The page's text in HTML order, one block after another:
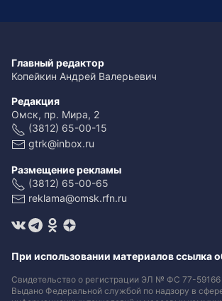
Главный редактор
Копейкин Андрей Валерьевич
Редакция
Омск, пр. Мира, 2
(3812) 65-00-15
gtrk@inbox.ru
Размещение рекламы
(3812) 65-00-65
reklama@omsk.rfn.ru
При использовании материалов ссылка
Свидетельство о регистрации ЭЛ № ФС 77-59166
Выдано Федеральной службой по надзору в